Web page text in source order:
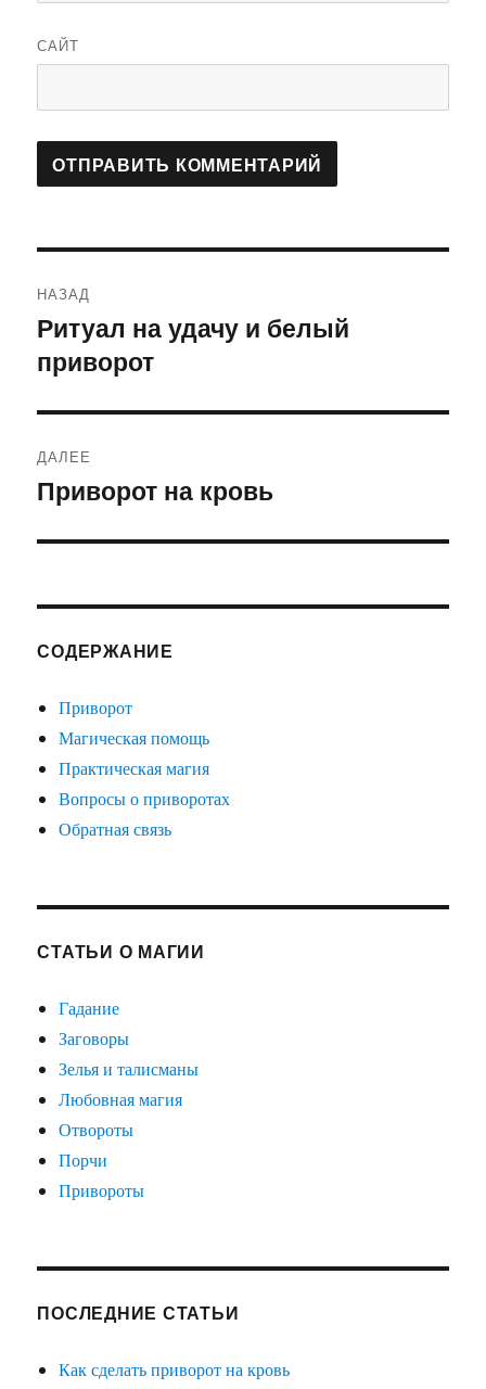
САЙТ
по
записям
НАЗАД
Предыдущая
запись:
Ритуал на удачу и белый
приворот
ДАЛЕЕ
Следующая
Приворот на кровь
СОДЕРЖАНИЕ
Приворот
Магическая помощь
Практическая магия
Вопросы о приворотах
Обратная связь
СТАТЬИ О МАГИИ
Гадание
Заговоры
Зелья и талисманы
Любовная магия
Отвороты
Порчи
Привороты
ПОСЛЕДНИЕ СТАТЬИ
Как сделать приворот на кровь